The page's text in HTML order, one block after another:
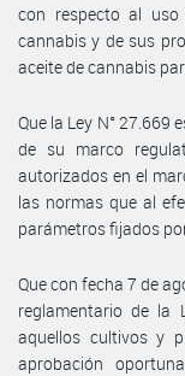
con respecto al
cannabis y de sus
aceite de cannabis
Que la Ley N° 27.669
de su marco
autorizados en el
las normas que al
parámetros fijados
Que con fecha 7 de
reglamentario de la
aquellos cultivos y
aprobación